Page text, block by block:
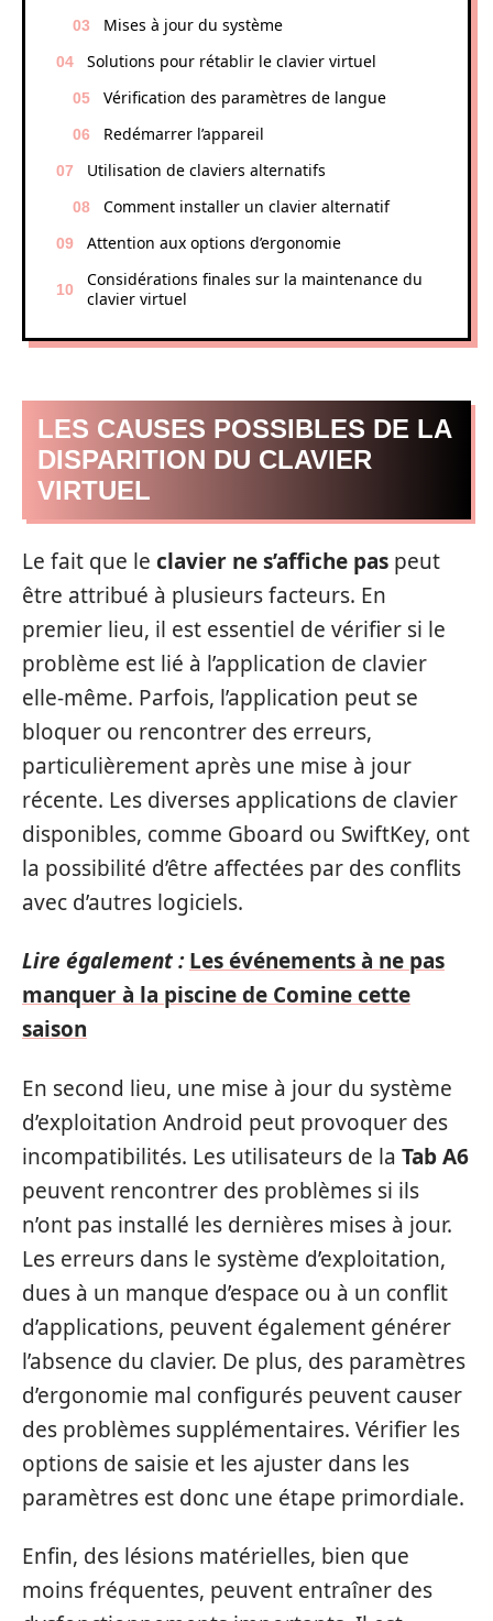
Mises à jour du système
Solutions pour rétablir le clavier virtuel
Vérification des paramètres de langue
Redémarrer l’appareil
Utilisation de claviers alternatifs
Comment installer un clavier alternatif
Attention aux options d’ergonomie
Considérations finales sur la maintenance du
clavier virtuel
LES CAUSES POSSIBLES DE LA
DISPARITION DU CLAVIER
VIRTUEL
Le fait que le clavier ne s’affiche pas peut
être attribué à plusieurs facteurs. En
premier lieu, il est essentiel de vérifier si le
problème est lié à l’application de clavier
elle-même. Parfois, l’application peut se
bloquer ou rencontrer des erreurs,
particulièrement après une mise à jour
récente. Les diverses applications de clavier
disponibles, comme Gboard ou SwiftKey, ont
la possibilité d’être affectées par des conflits
avec d’autres logiciels.
Lire également : Les événements à ne pas
manquer à la piscine de Comine cette
saison
En second lieu, une mise à jour du système
d’exploitation Android peut provoquer des
incompatibilités. Les utilisateurs de la Tab A6
peuvent rencontrer des problèmes si ils
n’ont pas installé les dernières mises à jour.
Les erreurs dans le système d’exploitation,
dues à un manque d’espace ou à un conflit
d’applications, peuvent également générer
l’absence du clavier. De plus, des paramètres
d’ergonomie mal configurés peuvent causer
des problèmes supplémentaires. Vérifier les
options de saisie et les ajuster dans les
paramètres est donc une étape primordiale.
Enfin, des lésions matérielles, bien que
moins fréquentes, peuvent entraîner des